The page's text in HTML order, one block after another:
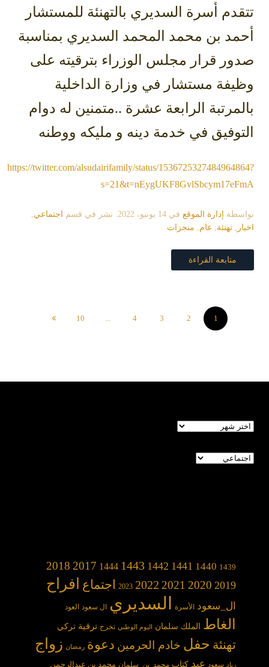
تتقدم أسرة ‫السديري‬ بالتهنئة للمستشار
أحمد بن محمد المحمد السديري بمناسبة
صدور قرار مجلس الوزراء بترقيته على
وظيفة مستشار في ‫وزارة الداخلية‬
بالمرتبة الرابعة عشرة ..متمنين له دوام
التوفيق في خدمة دينه و مليكه ووطنه
https://twitter.com/alsudairifamily/status/1536725327484964864?
s=21&t=nEygUKF8GvlSbcym17eFmA
بواسطة إدارة الموقع في 14 يونيو، 2022 . نشر في قسم اجتماعي,
اخبار , تهنئة, عام, منجزات
متابعة القراءة
1
2
3
4
...
10
الأرشيف
تصنيفات
1439
1440
1441
1442
1443
1444
2017
2018
2019
2020
2021
2022
2023 اجتماع افراح
ال_سعود الأسرة السديري ال سعود العود
الغاط الملك سلمان اليوم الوطني تخرج ترقية تركي
تهنئة حفل خادم الحرمين دعوة رمضان زواج
زياد سعود عيد كتاب محمد_بن_سلمان محمد بن عبدالرحمن